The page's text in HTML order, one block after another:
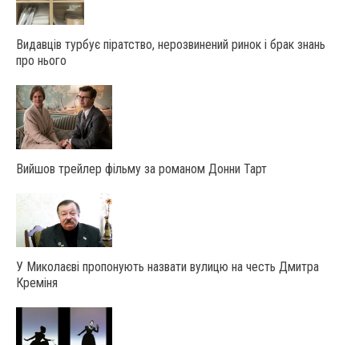
Видавців турбує піратство, нерозвинений ринок і брак знань
про нього
Вийшов трейлер фільму за романом Донни Тарт
У Миколаєві пропонують назвати вулицю на честь Дмитра
Креміня